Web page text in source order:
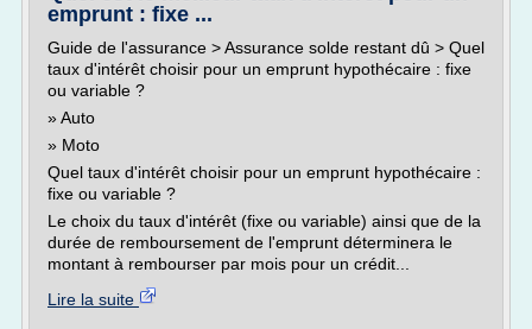
emprunt : fixe ...
Guide de l'assurance > Assurance solde restant dû > Quel
taux d'intérêt choisir pour un emprunt hypothécaire : fixe
ou variable ?
» Auto
» Moto
Quel taux d'intérêt choisir pour un emprunt hypothécaire :
fixe ou variable ?
Le choix du taux d'intérêt (fixe ou variable) ainsi que de la
durée de remboursement de l'emprunt déterminera le
montant à rembourser par mois pour un crédit...
Lire la suite